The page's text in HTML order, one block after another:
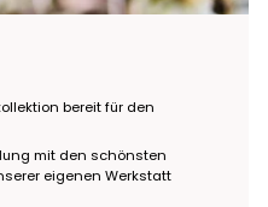
bereit für den
mit den schönsten
eigenen Werkstatt